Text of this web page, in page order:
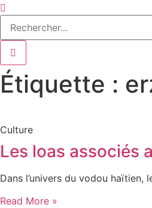
Étiquette :
Culture
Les loas associés
Dans l’univers du vodou
Read More »